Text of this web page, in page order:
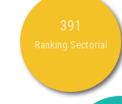
391
Ranking Sectorial